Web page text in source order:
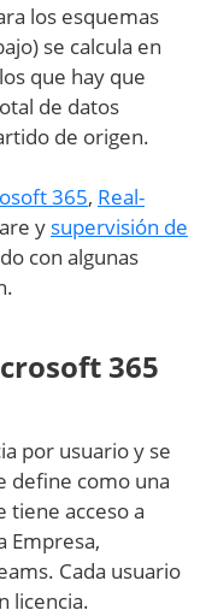
los esquemas
se calcula en
que hay que
de datos
de origen.
365, Real-
y supervisión de
con algunas
365
por usuario y se
define como una
tiene acceso a
Empresa,
Cada usuario
licencia.